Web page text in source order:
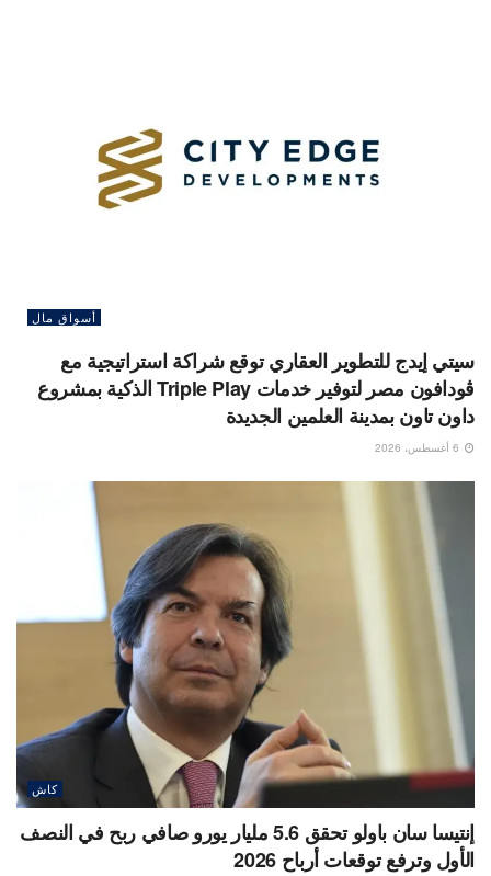
أسواق مال
سيتي إيدج للتطوير العقاري توقع شراكة استراتيجية مع
ڤودافون مصر لتوفير خدمات Triple Play الذكية بمشروع
داون تاون بمدينة العلمين الجديدة
كاش
إنتيسا سان باولو تحقق 5.6 مليار يورو صافي ربح في النصف
الأول وترفع توقعات أرباح 2026